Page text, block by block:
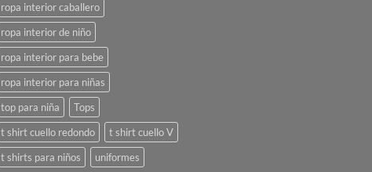
ropa interior caballero
ropa interior de niño
ropa interior para bebe
ropa interior para niñas
top para niña
Tops
t shirt cuello redondo
t shirt cuello V
t shirts para niños
uniformes